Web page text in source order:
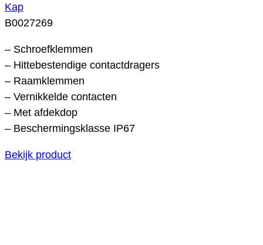
Kap
B0027269
– Schroefklemmen
– Hittebestendige contactdragers
– Raamklemmen
– Vernikkelde contacten
– Met afdekdop
– Beschermingsklasse IP67
Bekijk product